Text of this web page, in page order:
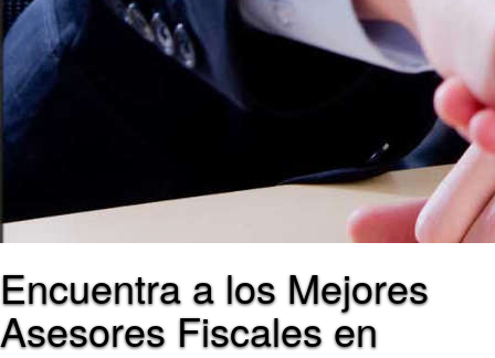
Encuentra a los Mejores
Asesores Fiscales en